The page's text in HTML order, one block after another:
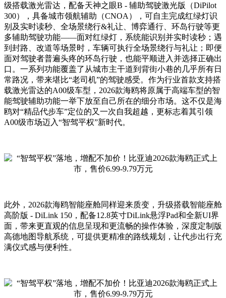
级搭载激光雷达，配备天神之眼B - 辅助驾驶激光版（DiPilot
300），具备城市领航辅助（CNOA），可自主完成红绿灯识
别及实时读秒、全场景绕行&礼让、博弈通行、环岛行驶等更
多辅助驾驶功能——面对红绿灯，系统能识别并实时读秒；遇
到封路、改道等场景时，车辆可执行全场景绕行与礼让；即便
面对驾驶者普遍头疼的环岛行驶，也能平顺进入并选择正确出
口。一系列功能覆盖了从城市主干道到背街小巷的几乎所有日
常路况，带来堪比“老司机”的驾驶感受。作为行业首款支持搭
载激光雷达的A00级车型，2026款海鸥将原属于高端车型的智
能驾驶辅助功能一举下放至自己所在的细分市场。这不仅是海
鸥对“精品代步车”定位的又一次自我超越，更标志着其引领
A00级市场迈入“智驾平权”新时代。
此外，2026款海鸥智能座舱同样迎来质变，升级搭载智能座舱
高阶版 - DiLink 150，配备12.8英寸DiLink悬浮Pad和全新UI界
面，带来更直观的信息呈现和更流畅的操作体验，深度定制版
高德地图导航系统，可提供更精准的路线规划，让代步出行充
满仪式感与便利性。